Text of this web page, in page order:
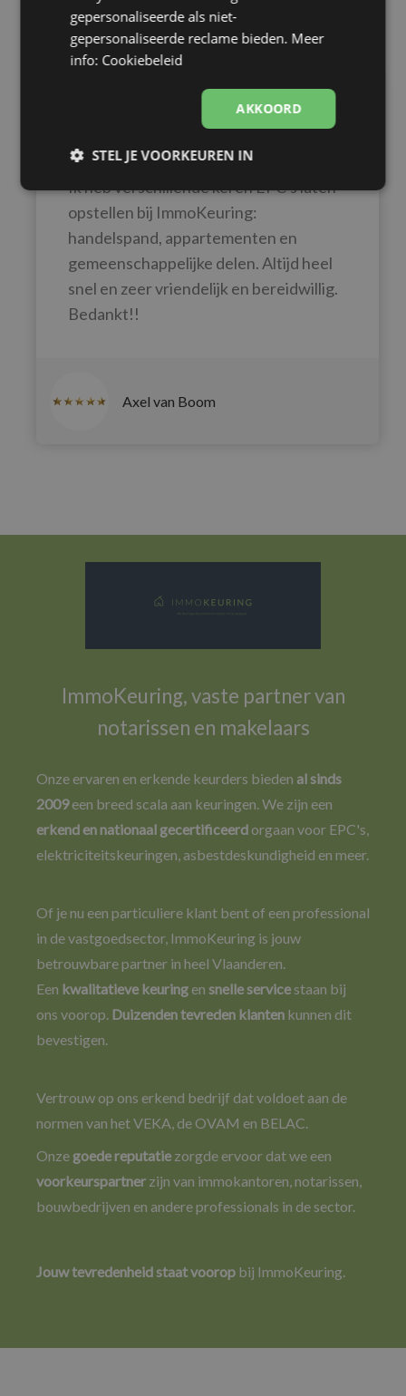
Altijd vriendelijk &
bereidwillig!
Ik heb verschillende keren EPC's laten
opstellen bij ImmoKeuring:
handelspand, appartementen en
gemeenschappelijke delen. Altijd heel
snel en zeer vriendelijk en bereidwillig.
Bedankt!!
Axel van Boom
ImmoKeuring, vaste partner van
notarissen en makelaars
Onze ervaren en erkende keurders bieden al sinds
2009een breed scala aan keuringen. We zijn een
erkend en nationaal gecertificeerd orgaan voor EPC's,
elektriciteitskeuringen, asbestdeskundigheid en meer.
Of je nu een particuliere klant bent of een professional
in de vastgoedsector, ImmoKeuring is jouw
betrouwbare partner in heel Vlaanderen.
Een kwalitatieve keuring en snelle service staan bij
ons voorop. Duizenden tevreden klanten kunnen dit
bevestigen.
Vertrouw op ons erkend bedrijf dat voldoet aan de
normen van het VEKA, de OVAM en BELAC.
Onze goede reputatie zorgde ervoor dat we een
voorkeurspartner zijn van immokantoren, notarissen,
bouwbedrijven en andere professionals in de sector.
Jouw tevredenheid staat voorop bij ImmoKeuring.
gepersonaliseerde als niet-
gepersonaliseerde reclame bieden. Meer
info: Cookiebeleid
AKKOORD
STEL JE VOORKEUREN IN
Strikt
noodzakelijk
Prestatie Targeting
Functioneel
Niet-
geclassificeerd